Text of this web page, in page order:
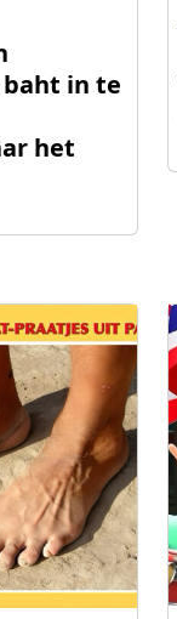
in te
het